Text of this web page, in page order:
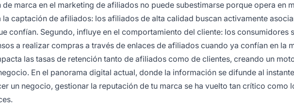
marca en el marketing de afiliados no puede subestimarse porque opera en
la captación de afiliados: los afiliados de alta calidad buscan activamente
confían. Segundo, influye en el comportamiento del cliente: los consumidores
a realizar compras a través de enlaces de afiliados cuando ya confían en la
las tasas de retención tanto de afiliados como de clientes, creando un
En el panorama digital actual, donde la información se difunde al
un negocio, gestionar la reputación de tu marca se ha vuelto tan crítico como